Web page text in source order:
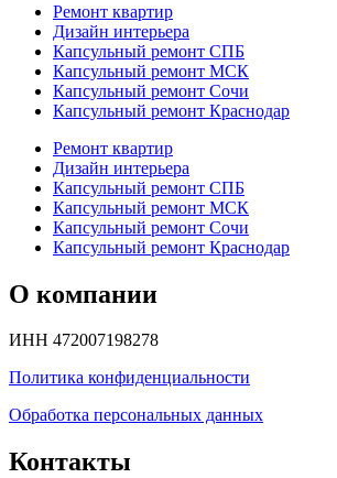
Ремонт квартир
Дизайн интерьера
Капсульный ремонт СПБ
Капсульный ремонт МСК
Капсульный ремонт Сочи
Капсульный ремонт Краснодар
Ремонт квартир
Дизайн интерьера
Капсульный ремонт СПБ
Капсульный ремонт МСК
Капсульный ремонт Сочи
Капсульный ремонт Краснодар
О компании
ИНН 472007198278
Политика конфиденциальности
Обработка персональных данных
Контакты